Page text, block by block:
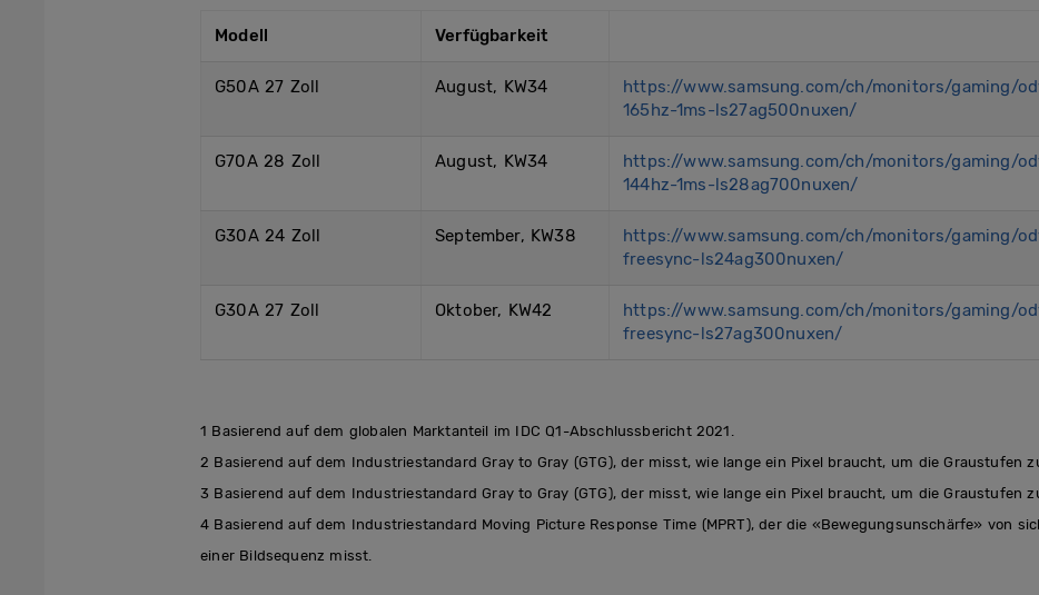
Modell Verfügbarkeit
G50A 27 Zoll August, KW34
https://www.samsung.com/ch/monitors/gaming/
165hz-1ms-ls27ag500nuxen/
G70A 28 Zoll August, KW34
https://www.samsung.com/ch/monitors/gaming/
144hz-1ms-ls28ag700nuxen/
G30A 24 Zoll September, KW38
https://www.samsung.com/ch/monitors/gaming/
freesync-ls24ag300nuxen/
G30A 27 Zoll Oktober, KW42
https://www.samsung.com/ch/monitors/gaming/
freesync-ls27ag300nuxen/
1 Basierend auf dem globalen Marktanteil im IDC Q1-Abschlussbericht 2021.
2 Basierend auf dem Industriestandard Gray to Gray (GTG), der misst, wie lange ein Pixel braucht, um die Graustufen
3 Basierend auf dem Industriestandard Gray to Gray (GTG), der misst, wie lange ein Pixel braucht, um die Graustufen
4 Basierend auf dem Industriestandard Moving Picture Response Time (MPRT), der die «Bewegungsunschärfe» von
einer Bildsequenz misst.